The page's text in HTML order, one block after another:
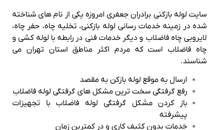
سایت لوله بازکنی برادران جعفری امروزه یکی از نام های شناخته
شده در زمینه خدمات رسانی لوله بازکنی، تخلیه چاه، حفر چاه،
لایروبی چاه فاضلاب و دیگر خدمات فنی در رابطه با لوله کشی و
چاه فاضلاب است که مردم اکثر مناطق استان تهران می
شناسند.
ارسال به موقع لوله بازکن به مقصد
رفع گرفتگی سخت ترین مشکل های گرفتگی لوله فاضلاب
باز کردن مشکل گرفتگی لوله فاضلاب با تجهیزات
پیشرفته
خدمات بدون کثیف کاری و در کمترین زمان